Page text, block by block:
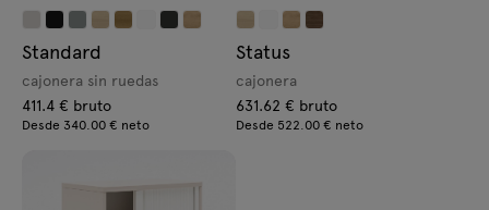
Standard
cajonera sin ruedas
411.4 € bruto
Desde 340.00 € neto
Status
cajonera
631.62 € bruto
Desde 522.00 € neto